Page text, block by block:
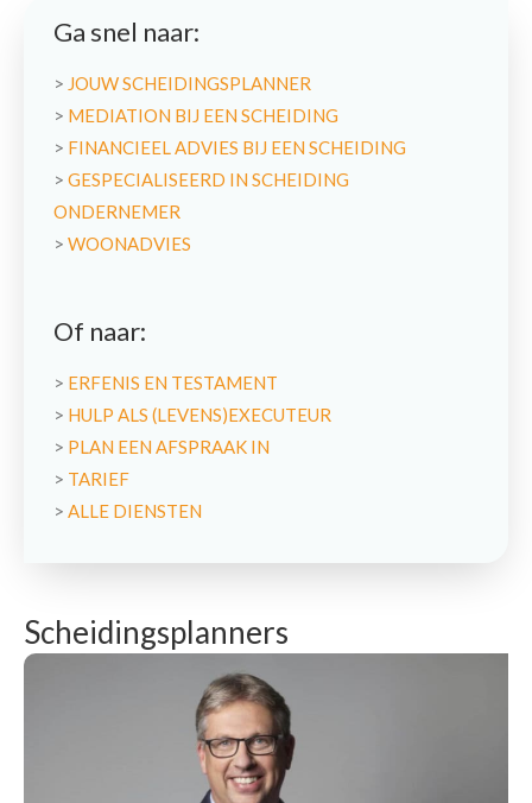
Ga snel naar:
> JOUW SCHEIDINGSPLANNER
> MEDIATION BIJ EEN SCHEIDING
> FINANCIEEL ADVIES BIJ EEN SCHEIDING
> GESPECIALISEERD IN SCHEIDING
ONDERNEMER
> WOONADVIES
Of naar:
> ERFENIS EN TESTAMENT
> HULP ALS (LEVENS)EXECUTEUR
> PLAN EEN AFSPRAAK IN
> TARIEF
> ALLE DIENSTEN
Scheidingsplanners